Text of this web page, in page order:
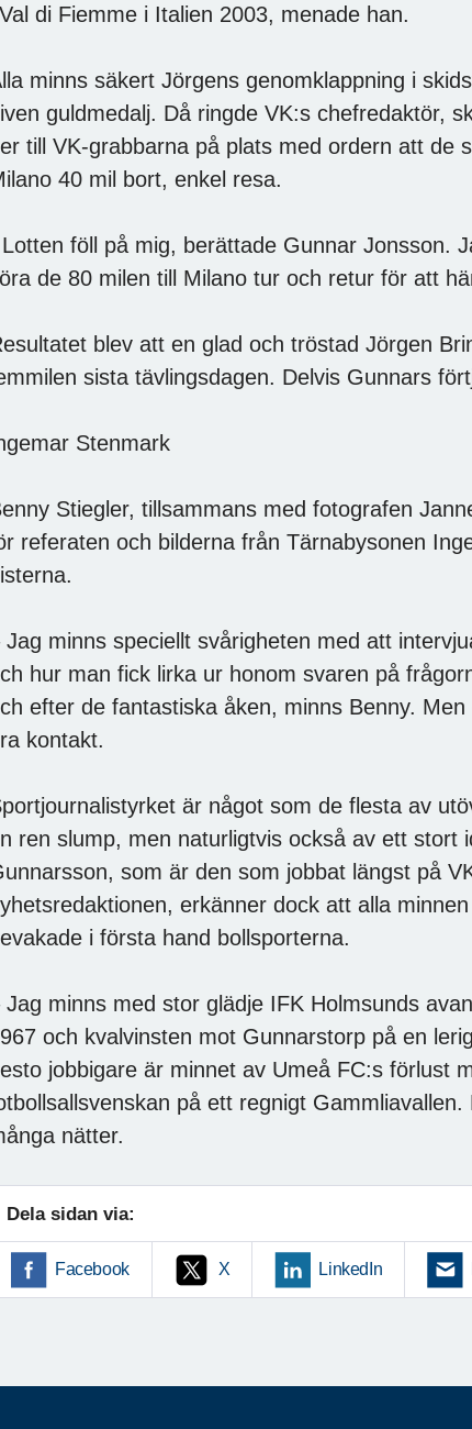
di Fiemme i Italien 2003, menade han.
minns säkert Jörgens genomklappning i
guldmedalj. Då ringde VK:s chefredaktör,
till VK-grabbarna på plats med ordern att de
40 mil bort, enkel resa.
föll på mig, berättade Gunnar Jonsson.
de 80 milen till Milano tur och retur för att
blev att en glad och tröstad Jörgen
sista tävlingsdagen. Delvis Gunnars
Stenmark
Stiegler, tillsammans med fotografen
referaten och bilderna från Tärnabysonen
Jag minns speciellt svårigheten med att
hur man fick lirka ur honom svaren på
efter de fantastiska åken, minns Benny.
kontakt.
är något som de flesta av
ren slump, men naturligtvis också av ett stort
som är den som jobbat längst på
erkänner dock att alla
i första hand bollsporterna.
Jag minns med stor glädje IFK Holmsunds
och kvalvinsten mot Gunnarstorp på en
jobbigare är minnet av Umeå FC:s förlust
på ett regnigt
nätter.
Dela sidan via:
Facebook X LinkedIn